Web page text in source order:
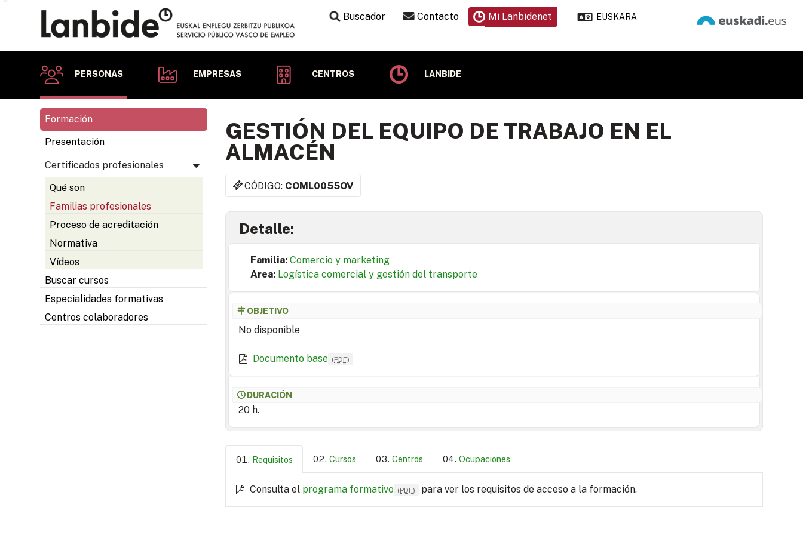
Buscador Contacto Mi Lanbidenet EUSKARA
PERSONAS EMPRESAS CENTROS LANBIDE
Formación
Presentación
Certificados profesionales
Qué son
Familias profesionales
Proceso de acreditación
Normativa
Vídeos
Buscar cursos
Especialidades formativas
Centros colaboradores
GESTIÓN DEL EQUIPO DE TRABAJO EN EL
ALMACÉN
CÓDIGO: COML0055OV
Detalle:
Familia: Comercio y marketing
Area: Logística comercial y gestión del transporte
OBJETIVO
No disponible
Documento base (PDF)
DURACIÓN
20 h.
Requisitos Cursos Centros Ocupaciones
Consulta el programa formativo (PDF) para ver los requisitos de acceso a la formación.